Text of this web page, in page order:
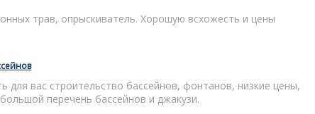
трав, опрыскиватель. Хорошую всхожесть и цены
для вас строительство бассейнов, фонтанов, низкие цены,
перечень бассейнов и джакузи.